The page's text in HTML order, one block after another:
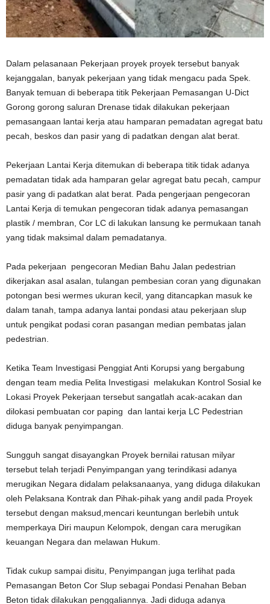
Dalam pelasanaan Pekerjaan proyek proyek tersebut banyak
kejanggalan, banyak pekerjaan yang tidak mengacu pada Spek.
Banyak temuan di beberapa titik Pekerjaan Pemasangan U-Dict
Gorong gorong saluran Drenase tidak dilakukan pekerjaan
pemasangaan lantai kerja atau hamparan pemadatan agregat batu
pecah, beskos dan pasir yang di padatkan dengan alat berat.
Pekerjaan Lantai Kerja ditemukan di beberapa titik tidak adanya
pemadatan tidak ada hamparan gelar agregat batu pecah, campur
pasir yang di padatkan alat berat. Pada pengerjaan pengecoran
Lantai Kerja di temukan pengecoran tidak adanya pemasangan
plastik / membran, Cor LC di lakukan lansung ke permukaan tanah
yang tidak maksimal dalam pemadatanya.
Pada pekerjaan pengecoran Median Bahu Jalan pedestrian
dikerjakan asal asalan, tulangan pembesian coran yang digunakan
potongan besi wermes ukuran kecil, yang ditancapkan masuk ke
dalam tanah, tampa adanya lantai pondasi atau pekerjaan slup
untuk pengikat podasi coran pasangan median pembatas jalan
pedestrian.
Ketika Team Investigasi Penggiat Anti Korupsi yang bergabung
dengan team media Pelita Investigasi melakukan Kontrol Sosial ke
Lokasi Proyek Pekerjaan tersebut sangatlah acak-acakan dan
dilokasi pembuatan cor paping dan lantai kerja LC Pedestrian
diduga banyak penyimpangan.
Sungguh sangat disayangkan Proyek bernilai ratusan milyar
tersebut telah terjadi Penyimpangan yang terindikasi adanya
merugikan Negara didalam pelaksanaanya, yang diduga dilakukan
oleh Pelaksana Kontrak dan Pihak-pihak yang andil pada Proyek
tersebut dengan maksud,mencari keuntungan berlebih untuk
memperkaya Diri maupun Kelompok, dengan cara merugikan
keuangan Negara dan melawan Hukum.
Tidak cukup sampai disitu, Penyimpangan juga terlihat pada
Pemasangan Beton Cor Slup sebagai Pondasi Penahan Beban
Beton tidak dilakukan penggaliannya. Jadi diduga adanya